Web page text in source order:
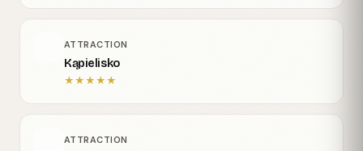
ATTRACTION
Kąpielisko
★★★★★
ATTRACTION